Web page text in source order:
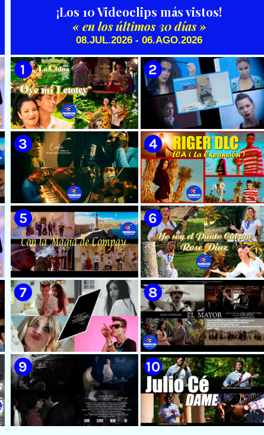
¡Los 10 Videoclips más vistos!
« en los últimos 30 días »
08.JUL.2026 - 06.AGO.2026
🟡 Susel Gómez (La China) ||
¨Oye Mi Leloley¨ || Director:
Onelio Jesús Larralde González
|| Música popular bailable
cubana || Videoclip || CUBA
🟡 F-CUBA - ¨Solita¨ -
Videoclip - Director: Asiel
Babastro
🟡 María Montenegro -
¨Confía¨ 📺 Videoclip. CUBA
🟡 Riger DLC || ¨LCA ( La
Expansión )¨ || Director: Dani
A.R || Música cubana || Videoclip
|| CUBA
🟡 Grupo Compay Segundo ||
¨Con La Magia de Compay¨ ||
Música popular tradicional
cubana || Videoclip || CUBA
🟡 Rose Díaz || ¨Yo soy el Punto
Cubano¨ (Autores: Celina
González y Reutilio
Domínguez) || Director:
Yuliades Mariño Cabello ||
Música popular tradicional
cubana - Punto Cubano -
Punto Guajiro || Videoclip ||
CUBA
🟡 July Roby || ¨Contigo o sin tí¨
|| Videoclip || Música Urbana
Cubana || Director: Marlon el
🟡 Silvio Rodríguez - ¨El
Mayor¨ 📺 Videoclip - 🎬
Director: Ángel Alderete -